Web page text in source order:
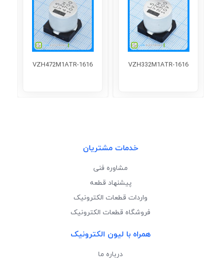
VZH332M1ATR-1616
VZH472M1ATR-1616
خدمات مشتریان
مشاوره فنی
پیشنهاد قطعه
واردات قطعات الکترونیک
فروشگاه قطعات الکترونیک
همراه با لیون الکترونیک
درباره ما